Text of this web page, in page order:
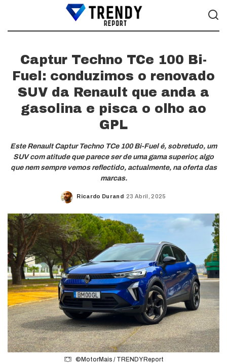
Captur Techno TCe 100 Bi-
Fuel: conduzimos o renovado
SUV da Renault que anda a
gasolina e pisca o olho ao
GPL
Este Renault Captur Techno TCe 100 Bi-Fuel é, sobretudo, um
SUV com atitude que parece ser de uma gama superior, algo
que nem sempre vemos reflectido, actualmente, na oferta das
marcas.
Posted
Ricardo Durand 23 Abril, 2025
©MotorMais / TRENDY Report